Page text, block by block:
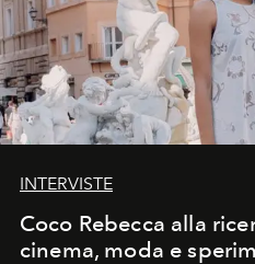
INTERVISTE
Coco Rebecca alla
cinema, moda e